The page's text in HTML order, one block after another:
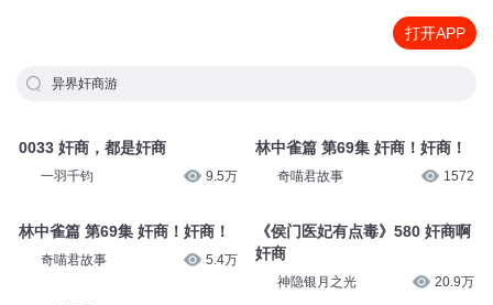
打开APP
异界奸商游
0033 奸商，都是奸商
一羽千钧 9.5万
林中雀篇 第69集 奸商！奸商！
奇喵君故事 5.4万
林中雀篇 第69集 奸商！奸商！
奇喵君故事 1572
《侯门医妃有点毒》580 奸商啊
奸商
神隐银月之光 20.9万